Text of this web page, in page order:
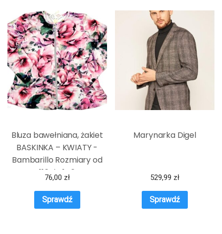
Bluza bawełniana, żakiet
BASKINKA – KWIATY -
Bambarillo Rozmiary od
116 do 146
76,00 zł
Sprawdź
Marynarka Digel
529,99 zł
Sprawdź